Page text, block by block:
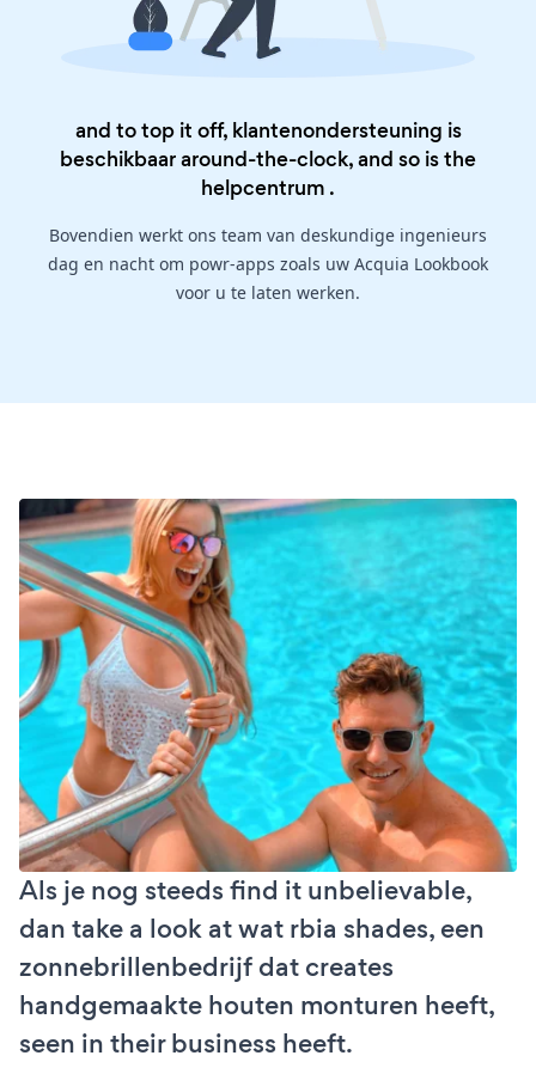
and to top it off, klantenondersteuning is
beschikbaar around-the-clock, and so is the
helpcentrum .
Bovendien werkt ons team van deskundige ingenieurs
dag en nacht om powr-apps zoals uw Acquia Lookbook
voor u te laten werken.
Als je nog steeds find it unbelievable,
dan take a look at wat rbia shades, een
zonnebrillenbedrijf dat creates
handgemaakte houten monturen heeft,
seen in their business heeft.